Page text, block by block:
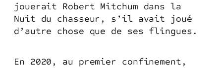
jouerait Robert Mitchum dans la
Nuit du chasseur, s’il avait joué
d’autre chose que de ses flingues.
En 2020, au premier confinement,